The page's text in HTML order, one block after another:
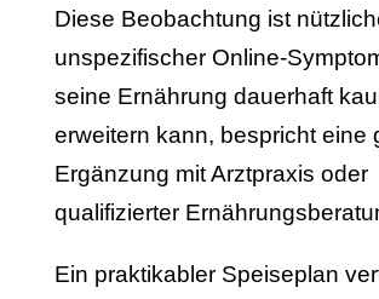
Diese Beobachtung ist
unspezifischer Online-
seine Ernährung dauerhaft
erweitern kann, bespricht eine
Ergänzung mit Arztpraxis oder
qualifizierter
Ein praktikabler Speiseplan